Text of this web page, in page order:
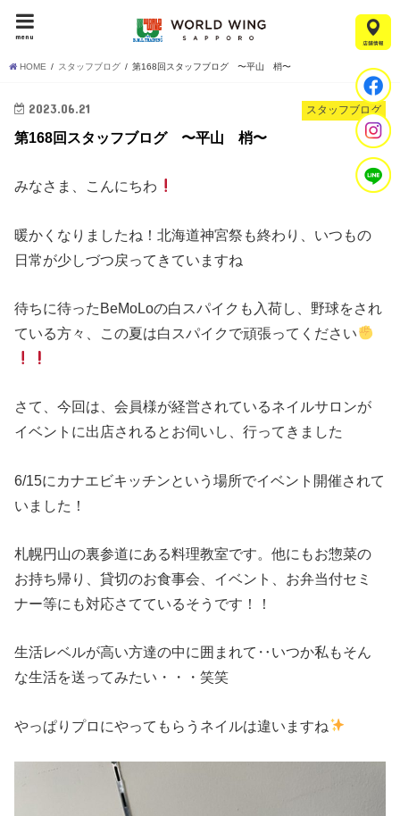
menu
HOME スタッフブログ 第168回スタッフブログ 〜平山 梢〜
スタッフブログ
2023.06.21
第168回スタッフブログ 〜平山 梢〜
みなさま、こんにちわ
暖かくなりましたね！北海道神宮祭も終わり、いつもの
日常が少しづつ戻ってきていますね
待ちに待ったBeMoLoの白スパイクも入荷し、野球をされ
ている方々、この夏は白スパイクで頑張ってください
さて、今回は、会員様が経営されているネイルサロンが
イベントに出店されるとお伺いし、行ってきました
6/15にカナエビキッチンという場所でイベント開催されて
いました！
札幌円山の裏参道にある料理教室です。他にもお惣菜の
お持ち帰り、貸切のお食事会、イベント、お弁当付セミ
ナー等にも対応さてているそうです！！
生活レベルが高い方達の中に囲まれて‥いつか私もそん
な生活を送ってみたい・・・笑笑
やっぱりプロにやってもらうネイルは違いますね